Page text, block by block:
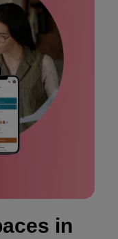
in